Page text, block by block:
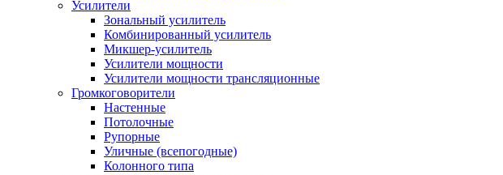
Усилители
Зональный усилитель
Комбинированный усилитель
Микшер-усилитель
Усилители мощности
Усилители мощности трансляционные
Громкоговорители
Настенные
Потолочные
Рупорные
Уличные (всепогодные)
Колонного типа